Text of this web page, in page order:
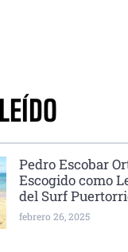
Pedro Escobar
Escogido como
del Surf
febrero 26, 2025